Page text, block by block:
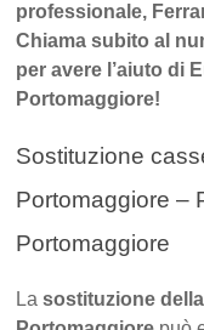
professionale,
Chiama subito al
per avere l’aiuto di
Portomaggiore!
Sostituzione
Portomaggiore –
Portomaggiore
Lasostituzione